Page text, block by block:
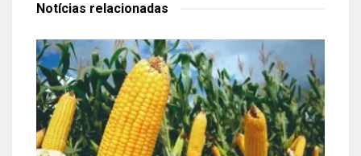
Notícias relacionadas